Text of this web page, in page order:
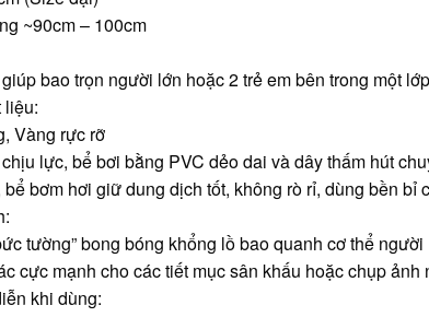
~90cm – 100cm
bao trọn người lớn hoặc 2 trẻ em bên trong một
liệu:
Vàng rực rỡ
lực, bể bơi bằng PVC dẻo dai và dây thấm hút
bơm hơi giữ dung dịch tốt, không rò rỉ, dùng bền
tường” bong bóng khổng lồ bao quanh cơ thể người
cực mạnh cho các tiết mục sân khấu hoặc chụp ảnh
khi dùng: